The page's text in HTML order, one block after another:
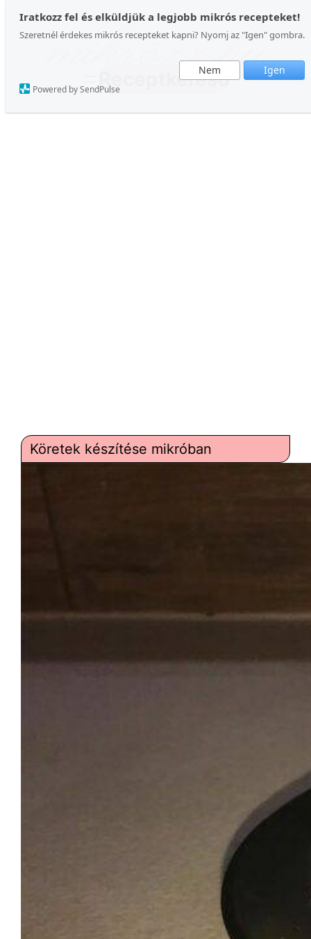
Iratkozz fel és elküldjük a legjobb mikrós recepteket!
Szeretnél érdekes mikrós recepteket kapni? Nyomj az "Igen" gombra.
Nem Igen
Powered by SendPulseReceptkereső
Köretek készítése mikróban